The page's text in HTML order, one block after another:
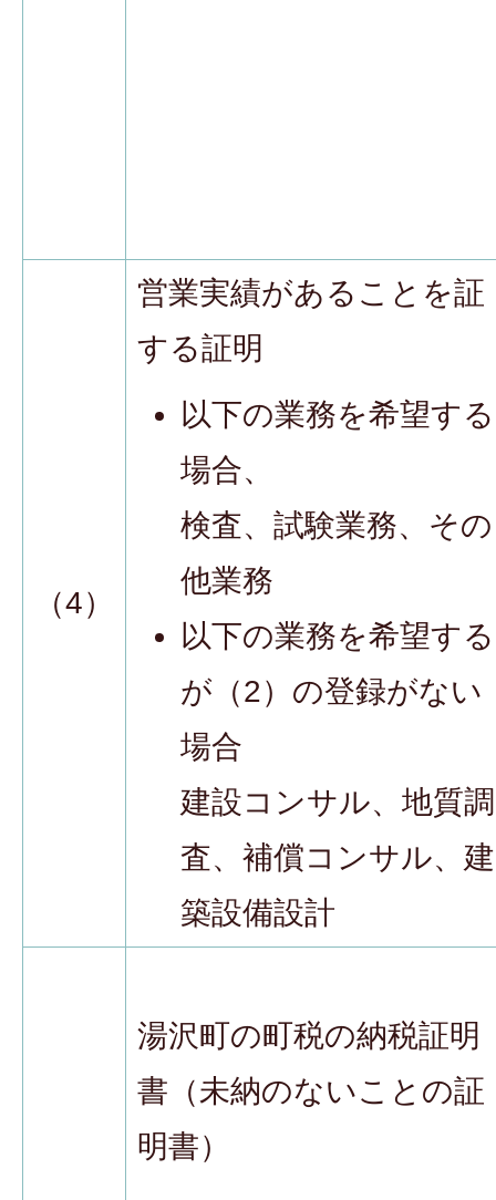
（4）
営業実績があることを証
する証明
以下の業務を希望する
場合、
検査、試験業務、その
他業務
以下の業務を希望する
が（2）の登録がない
場合
建設コンサル、地質調
査、補償コンサル、建
築設備設計
湯沢町の町税の納税証明
書（未納のないことの証
明書）